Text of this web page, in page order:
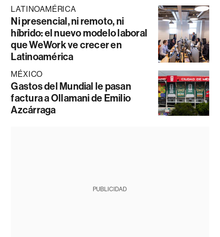
LATINOAMÉRICA
Ni presencial, ni remoto, ni
híbrido: el nuevo modelo laboral
que WeWork ve crecer en
Latinoamérica
MÉXICO
Gastos del Mundial le pasan
factura a Ollamani de Emilio
Azcárraga
PUBLICIDAD